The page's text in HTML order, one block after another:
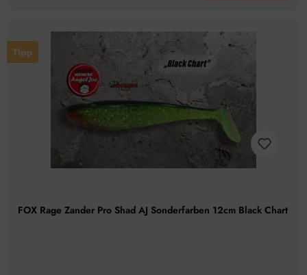
Tipp
FOX Rage Zander Pro Shad AJ Sonderfarben 12cm Black Chart